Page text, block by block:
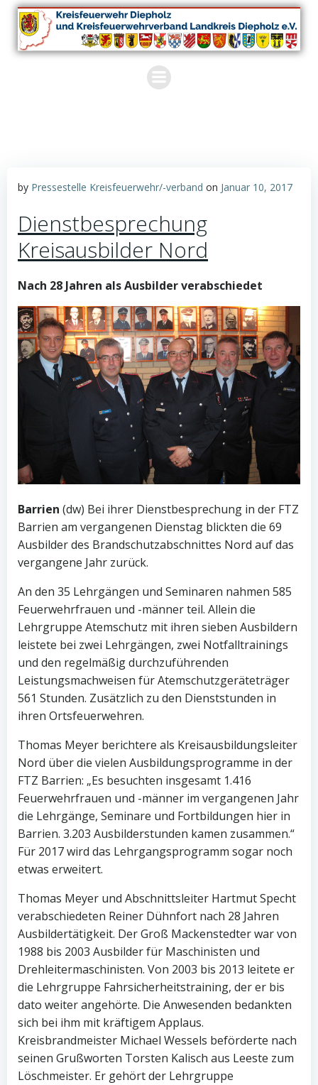
Zum
Inhalt
springen
by Pressestelle Kreisfeuerwehr/-verband on Januar 10, 2017
Dienstbesprechung
Kreisausbilder Nord
Nach 28 Jahren als Ausbilder verabschiedet
Barrien (dw) Bei ihrer Dienstbesprechung in der FTZ
Barrien am vergangenen Dienstag blickten die 69
Ausbilder des Brandschutzabschnittes Nord auf das
vergangene Jahr zurück.
An den 35 Lehrgängen und Seminaren nahmen 585
Feuerwehrfrauen und -männer teil. Allein die
Lehrgruppe Atemschutz mit ihren sieben Ausbildern
leistete bei zwei Lehrgängen, zwei Notfalltrainings
und den regelmäßig durchzuführenden
Leistungsmachweisen für Atemschutzgeräteträger
561 Stunden. Zusätzlich zu den Dienststunden in
ihren Ortsfeuerwehren.
Thomas Meyer berichtere als Kreisausbildungsleiter
Nord über die vielen Ausbildungsprogramme in der
FTZ Barrien: „Es besuchten insgesamt 1.416
Feuerwehrfrauen und -männer im vergangenen Jahr
die Lehrgänge, Seminare und Fortbildungen hier in
Barrien. 3.203 Ausbilderstunden kamen zusammen.“
Für 2017 wird das Lehrgangsprogramm sogar noch
etwas erweitert.
Thomas Meyer und Abschnittsleiter Hartmut Specht
verabschiedeten Reiner Dühnfort nach 28 Jahren
Ausbildertätigkeit. Der Groß Mackenstedter war von
1988 bis 2003 Ausbilder für Maschinisten und
Drehleitermaschinisten. Von 2003 bis 2013 leitete er
die Lehrgruppe Fahrsicherheitstraining, der er bis
dato weiter angehörte. Die Anwesenden bedankten
sich bei ihm mit kräftigem Applaus.
Kreisbrandmeister Michael Wessels beförderte nach
seinen Grußworten Torsten Kalisch aus Leeste zum
Löschmeister. Er gehört der Lehrgruppe